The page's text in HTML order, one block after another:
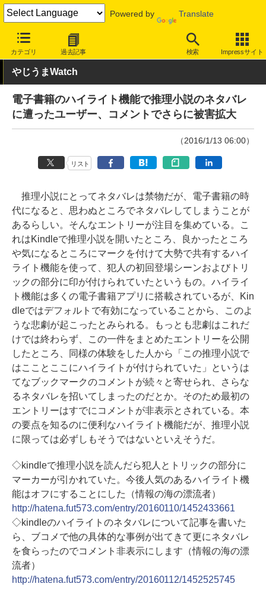
Powered by Translate
カテゴリ 過去記事 検索 Impressサイト
INTERNET Watch トピック
やじうまWatch
電子書籍のハイライト機能で推理小説のネタバレ
に遭ったユーザー、コメントでさらに被害拡大
（2016/1/13 06:00）
リスト
推理小説にとってネタバレは禁物だが、電子書籍の時
代になると、思わぬところでネタバレしてしまうことが
あるらしい。そんなエントリーが注目を集めている。こ
れはKindleで推理小説を開いたところ、良かったところ
や気になるところにマークを付けて大勢で共有するハイ
ライト機能を使って、犯人の初回登場シーンおよびトリ
ックの部分に印が付けられていたというもの。ハイライ
ト機能は多くの電子書籍アプリに搭載されているが、Kin
dleではデフォルトで有効になっていることから、このよ
うな悲劇が起こったとみられる。もっとも悲劇はこれだ
けでは終わらず、この一件をまとめたエントリーを公開
したところ、同様の体験をした人から「この推理小説で
はこことここにハイライトが付けられていた」というは
てなブックマークのコメントが続々と寄せられ、さらな
るネタバレを招いてしまったのだとか。そのため最初の
エントリーはすでにコメントが非表示とされている。本
の要点を知るのに便利なハイライト機能だが、推理小説
に限っては必ずしもそうではないといえそうだ。
◇kindleで推理小説を読んだら犯人とトリックの部分に
マーカーが引かれていた。今後人気のあるハイライト機
能はオフにすることにした（情報の海の漂流者）
http://hatena.fut573.com/entry/20160110/1452433661
◇kindleのハイライトのネタバレについて記事を書いた
ら、ブコメで他の具体的な事例が出てきて更にネタバレ
を食らったのでコメント非表示にします（情報の海の漂
流者）
http://hatena.fut573.com/entry/20160112/1452525745